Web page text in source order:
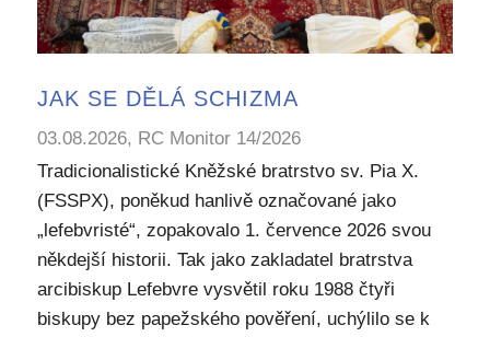
JAK SE DĚLÁ SCHIZMA
03.08.2026, RC Monitor 14/2026
Tradicionalistické Kněžské bratrstvo sv. Pia X.
(FSSPX), poněkud hanlivě označované jako
„lefebvristé“, zopakovalo 1. července 2026 svou
někdejší historii. Tak jako zakladatel bratrstva
arcibiskup Lefebvre vysvětil roku 1988 čtyři
biskupy bez papežského pověření, uchýlilo se k